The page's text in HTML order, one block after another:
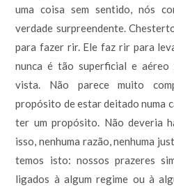
uma coisa sem sentido, nós
verdade surpreendente.
para fazer rir. Ele faz rir para
nunca é tão superficial e aéreo
vista. Não parece muito
propósito de estar deitado numa
ter um propósito. Não deveria
isso, nenhuma razão, nenhuma
temos isto: nossos prazeres
ligados à algum regime ou à